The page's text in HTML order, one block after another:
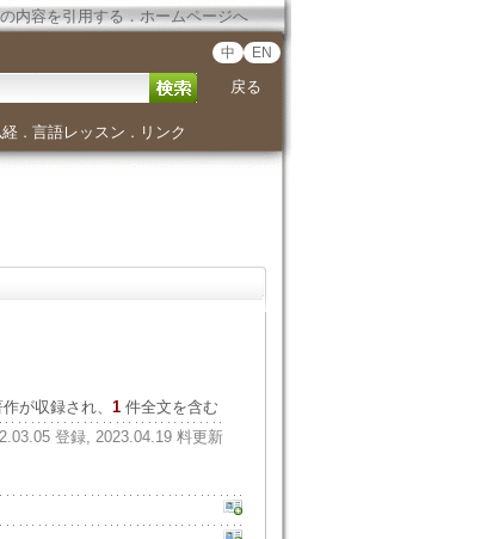
内容を引用する．ホームページへ
中 EN
戻る
． 言語レッスン ． リンク
が収録され、 1件全文を含む
登録, 2023.04.19 料更新